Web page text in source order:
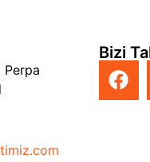
Perpa
Bizi